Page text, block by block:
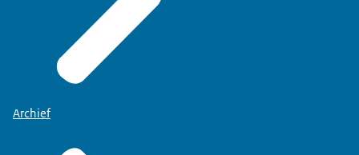
Archief